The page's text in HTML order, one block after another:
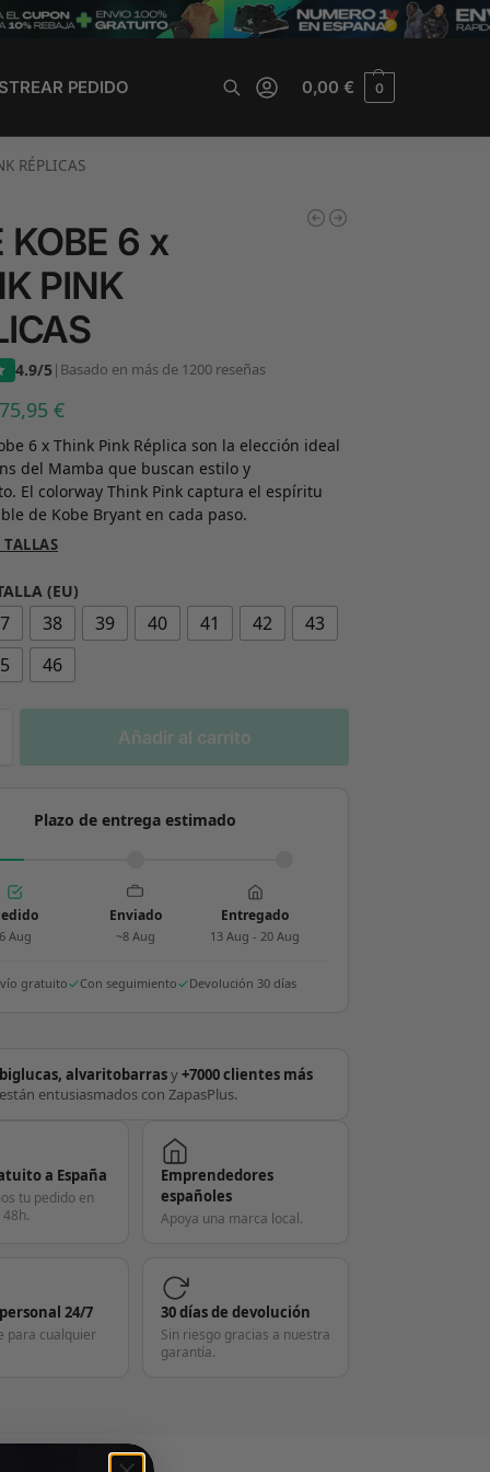
PEDIDO 0,00€ 0
RÉPLICAS
KOBE 6 x
PINK
4.9/5| Basado en más de 1200 reseñas
75,95€
6 x Think Pink Réplica son la elección ideal
del Mamba que buscan estilo y
El colorway Think Pink captura el espíritu
de Kobe Bryant en cada paso.
(EU)
38 39 40 41 42
43
46
Añadir al carrito
Plazo de entrega estimado
Aug
Enviado
~8 Aug
Entregado
13 Aug - 20 Aug
gratuito Con seguimiento Devolución 30 días
biglucas, alvaritobarrasy+7000 clientes más
están entusiasmados con ZapasPlus.
a España
tu pedido en
Emprendedores
españoles
Apoya una marca local.
24/7
para cualquier
30 días de devolución
Sin riesgo gracias a nuestra
garantía.